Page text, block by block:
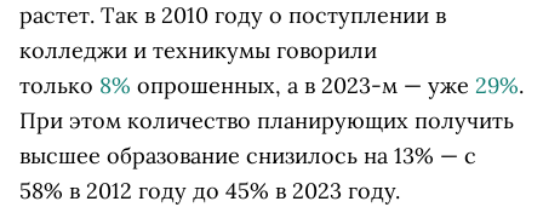
растет. Так в 2010 году о поступлении в
колледжи и техникумы говорили
только 8% опрошенных, а в 2023-м — уже 29%.
При этом количество планирующих получить
высшее образование снизилось на 13% — с
58% в 2012 году до 45% в 2023 году.